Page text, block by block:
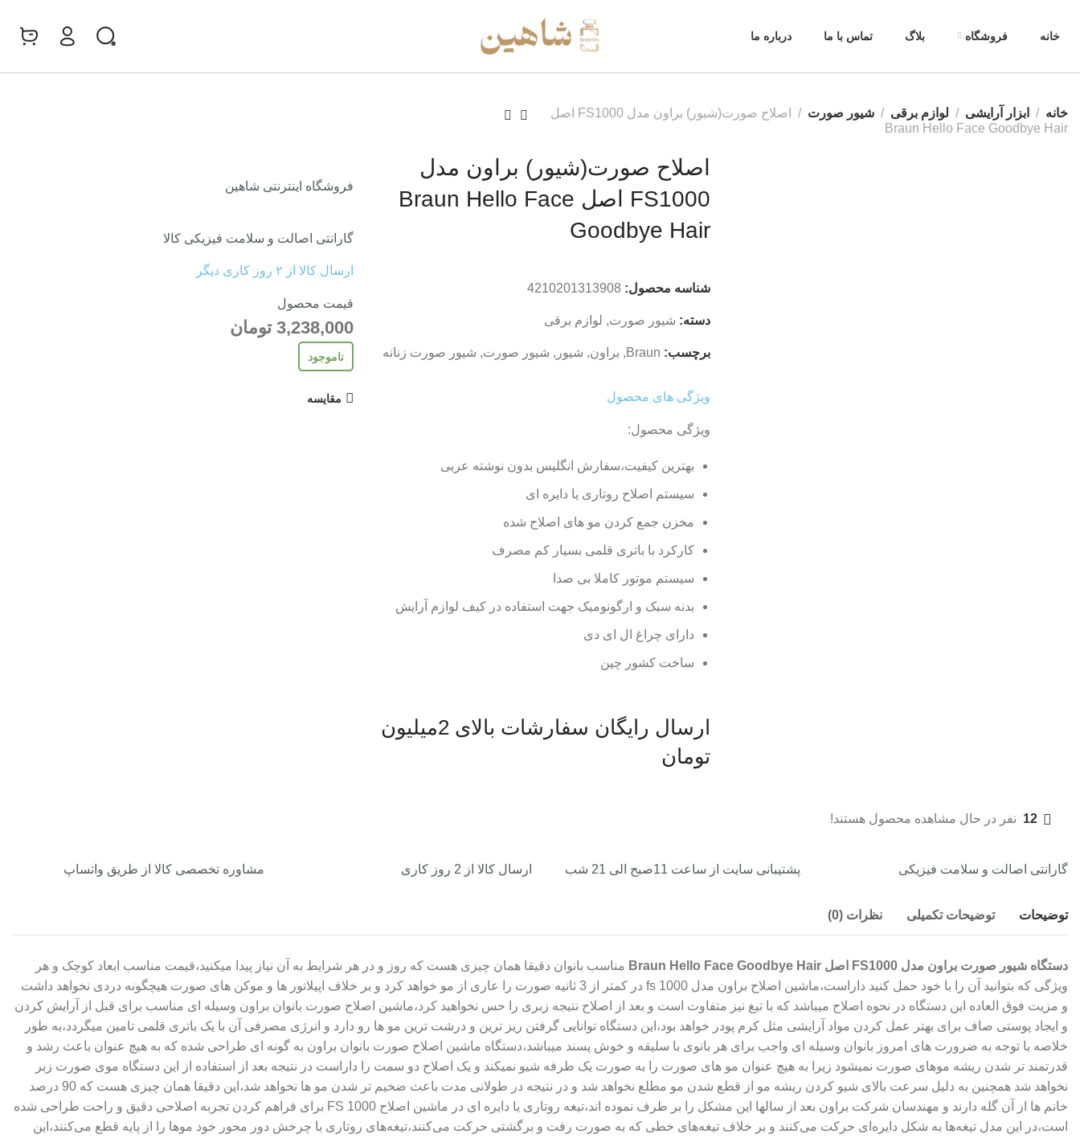
خانه فروشگاه بلاگ تماس با ما درباره ما
خانه ابزار آرایشی لوازم برقی شیور صورت
اصلاح صورت(شیور) براون مدل FS1000 اصل
Braun Hello Face Goodbye Hair
12 نفر در حال مشاهده محصول هستند!
اصلاح صورت(شیور) براون مدل
FS1000 اصل Braun Hello Face
Goodbye Hair
شناسه محصول: 4210201313908
دسته: شیور صورت, لوازم برقی
برچسب: Braun
, براون, شیور , شیور صورت, شیور صورت زنانه
ویژگی های محصول
ویژگی محصول:
بهترین کیفیت،سفارش انگلیس بدون نوشته عربی
سیستم اصلاح روتاری یا دایره ای
مخزن جمع کردن مو های اصلاح شده
کارکرد با باتری قلمی بسیار کم مصرف
سیستم موتور کاملا بی صدا
بدنه سبک و ارگونومیک جهت استفاده در کیف لوازم آرایش
دارای چراغ ال ای دی
ساخت کشور چین
ارسال رایگان سفارشات بالای 2میلیون
تومان
فروشگاه اینترنتی شاهین
گارانتی اصالت و سلامت فیزیکی کالا
ارسال کالا از ۲ روز کاری دیگر
قیمت محصول
3,238,000 تومان
ناموجود
مقایسه
گارانتی اصالت و سلامت فیزیکی پشتیبانی سایت از ساعت 11صبح الی 21 شب ارسال کالا از 2 روز کاری مشاوره تخصصی کالا از طریق واتساپ
توضیحات توضیحات تکمیلی نظرات (0)
دستگاه شیور صورت براون مدل FS1000 اصل Braun Hello Face Goodbye Hair
مناسب بانوان دقیقا همان چیزی هست که روز و در هر شرایط به آن نیاز پیدا میکنید،قیمت مناسب ابعاد کوچک و هر
ویژگی که بتوانید آن را با خود حمل کنید داراست،ماشین اصلاح براون مدل fs 1000 در کمتر از 3 ثانیه صورت را عاری از مو خواهد کرد و بر خلاف اپیلاتور ها و موکن های صورت هیچگونه دردی نخواهد داشت
و مزیت فوق العاده این دستگاه در نحوه اصلاح میباشد که با تیغ نیز متفاوت است و بعد از اصلاح نتیجه زبری را حس نخواهید کرد،ماشین اصلاح صورت بانوان براون وسیله ای مناسب برای قبل از آرایش کردن
و ایجاد پوستی صاف برای بهتر عمل کردن مواد آرایشی مثل کرم پودر خواهد بود،این دستگاه توانایی گرفتن ریز ترین و درشت ترین مو ها رو دارد و انرژی مصرفی آن با یک باتری قلمی تامین میگردد،به طور
خلاصه با توجه به ضرورت های امروز بانوان وسیله ای واجب برای هر بانوی با سلیقه و خوش پسند میباشد،دستگاه ماشین اصلاح صورت بانوان براون به گونه ای طراحی شده که به هیچ عنوان باعث رشد و
قدرتمند تر شدن ریشه موهای صورت نمیشود زیرا به هیچ عنوان مو های صورت را به صورت یک طرفه شیو نمیکند و یک اصلاح دو سمت را داراست در نتیجه بعد از استفاده از این دستگاه موی صورت زبر
نخواهد شد همچنین به دلیل سرعت بالای شیو کردن ریشه مو از قطع شدن مو مطلع نخواهد شد و در نتیجه در طولانی مدت باعث ضخیم تر شدن مو ها نخواهد شد،این دقیقا همان چیزی هست که 90 درصد
خانم ها از آن گله دارند و مهندسان شرکت براون بعد از سالها این مشکل را بر طرف نموده اند،تیغه روتاری یا دایره ای در ماشین اصلاح FS 1000 برای فراهم کردن تجربه اصلاحی دقیق و راحت طراحی شده
است،در این مدل تیغه‌ها به شکل دایره‌ای حرکت می‌کنند و بر خلاف تیغه‌های خطی که به صورت رفت و برگشتی حرکت می‌کنند،تیغه‌های روتاری با چرخش دور محور خود موها را از پایه قطع می‌کنند،این